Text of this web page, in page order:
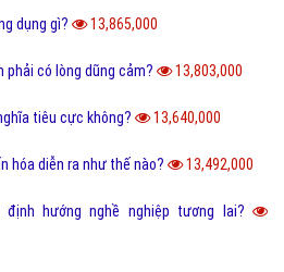
dụng gì? 13,865,000
phải có lòng dũng cảm? 13,803,000
tiêu cực không? 13,640,000
hóa diễn ra như thế nào? 13,492,000
hướng nghề nghiệp tương lai?